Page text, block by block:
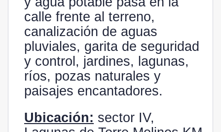
calle frente al terreno,
canalización de aguas
pluviales, garita de seguridad
y control, jardines, lagunas,
ríos, pozas naturales y
paisajes encantadores.
Ubicación: sector IV,